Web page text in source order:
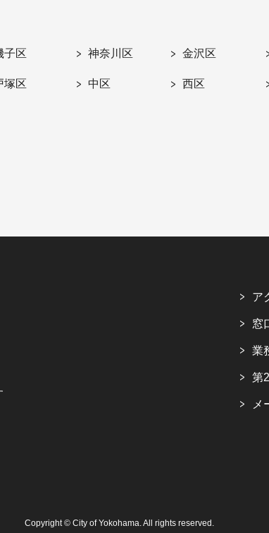
子区 神奈川区 金沢区
塚区 中区 西区
ア
窓
業
第
メ
Copyright © City of Yokohama. All rights reserved.